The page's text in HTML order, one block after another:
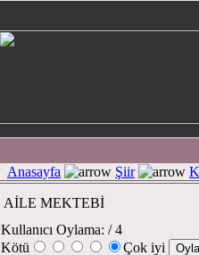
Anasayfa Şiir
AİLE MEKTEBİ
Kullanıcı Oylama: / 4
Kötü
Çok iyi